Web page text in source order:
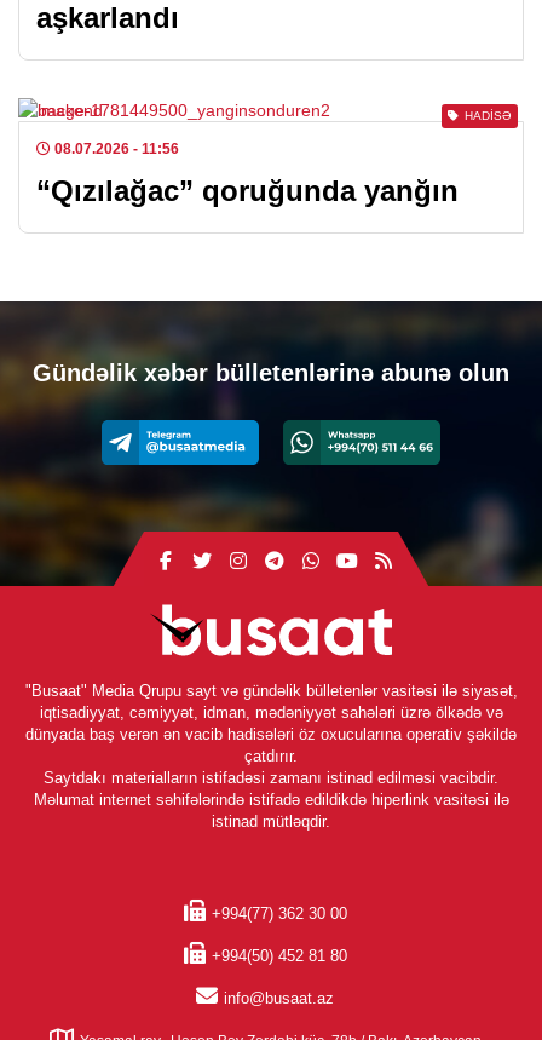
aşkarlandı
HADISƏ
08.07.2026 - 11:56
“Qızılağac” qoruğunda yanğın
Gündəlik xəbər bülletenlərinə abunə olun
"Busaat" Media Qrupu sayt və gündəlik bülletenlər vasitəsi ilə siyasət,
iqtisadiyyat, cəmiyyət, idman, mədəniyyət sahələri üzrə ölkədə və
dünyada baş verən ən vacib hadisələri öz oxucularına operativ şəkildə
çatdırır.
Saytdakı materialların istifadəsi zamanı istinad edilməsi vacibdir.
Məlumat internet səhifələrində istifadə edildikdə hiperlink vasitəsi ilə
istinad mütləqdir.
+994(77) 362 30 00
+994(50) 452 81 80
info@busaat.az